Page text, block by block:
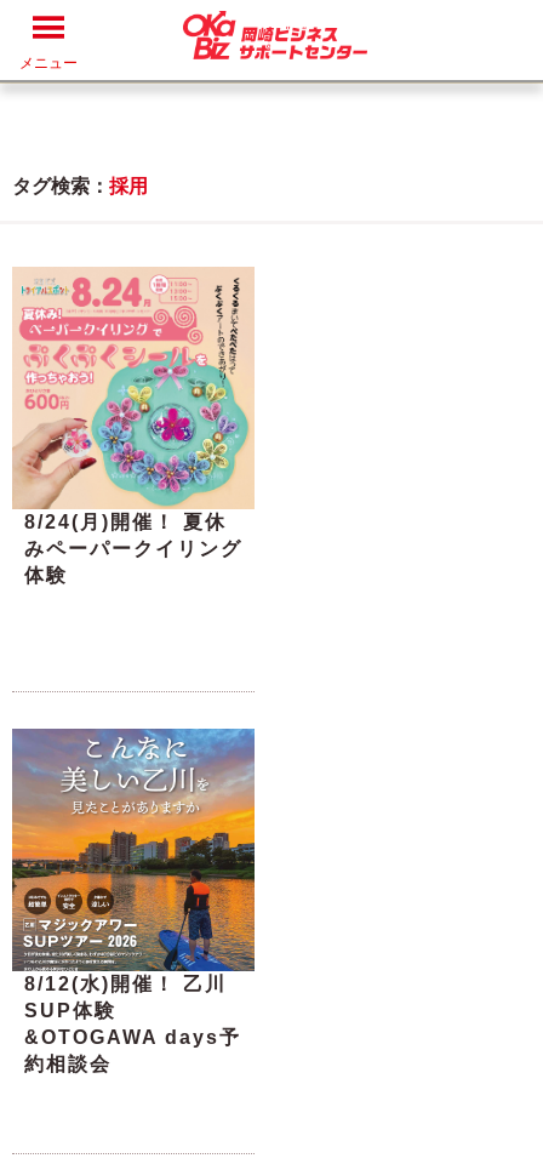
メニュー
タグ検索： 採用
8/24(月)開催！ 夏休
みペーパークイリング
体験
8/12(水)開催！ 乙川
SUP体験
&OTOGAWA days予
約相談会